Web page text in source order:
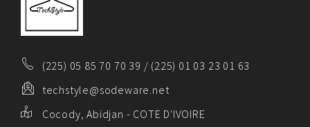
(225) 05 85 70 70 39 / (225) 01 03 23 01 63
techstyle@sodeware.net
Cocody, Abidjan - COTE D'IVOIRE